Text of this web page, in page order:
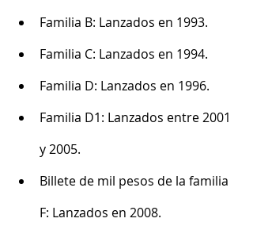
Familia B: Lanzados en 1993.
Familia C: Lanzados en 1994.
Familia D: Lanzados en 1996.
Familia D1: Lanzados entre 2001
y 2005.
Billete de mil pesos de la familia
F: Lanzados en 2008.